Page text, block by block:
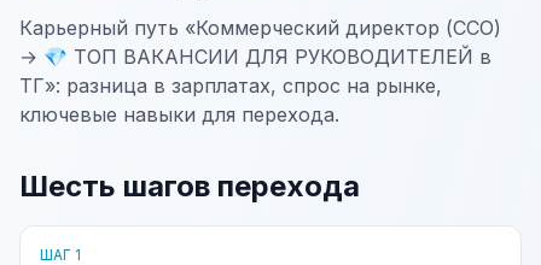
Карьерный путь «Коммерческий директор (CCO)
→ 💎 ТОП ВАКАНСИИ ДЛЯ РУКОВОДИТЕЛЕЙ в
ТГ»: разница в зарплатах, спрос на рынке,
ключевые навыки для перехода.
Шесть шагов перехода
ШАГ 1